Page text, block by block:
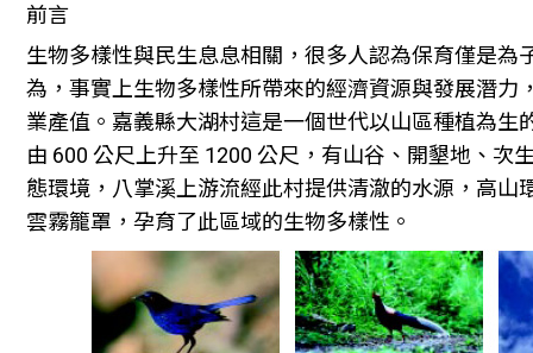
前言
生物多樣性與民生息息相關，很多人認為保育僅是為
為，事實上生物多樣性所帶來的經濟資源與發展潛力
業產值。嘉義縣大湖村這是一個世代以山區種植為生
由 600 公尺上升至 1200 公尺，有山谷、開墾地、次
態環境，八掌溪上游流經此村提供清澈的水源，高山
雲霧籠罩，孕育了此區域的生物多樣性。